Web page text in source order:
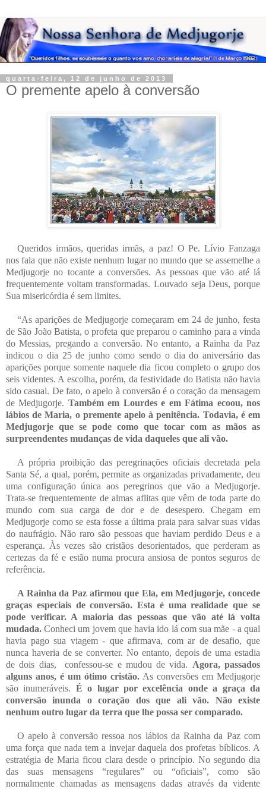
quarta-feira, 12 de junho de 2013
O premente apelo à conversão
Queridos irmãos, queridas irmãs, a paz! O Pe. Lívio Fanzaga
nos fala que não existe nenhum lugar no mundo que se assemelhe a
Medjugorje no tocante a conversões. As pessoas que vão até lá
frequentemente voltam transformadas. Louvado seja Deus, porque
Sua misericórdia é sem limites.
“As aparições de Medjugorje começaram em 24 de junho, festa
de São João Batista, o profeta que preparou o caminho para a vinda
do Messias, pregando a conversão. No entanto, a Rainha da Paz
indicou o dia 25 de junho como sendo o dia do aniversário das
aparições porque somente naquele dia ficou completo o grupo dos
seis videntes. A escolha, porém, da festividade do Batista não havia
sido casual. De fato, o apelo à conversão é o coração da mensagem
de Medjugorje. Também em Lourdes e em Fátima ecoou, nos
lábios de Maria, o premente apelo à penitência. Todavia, é em
Medjugorje que se pode como que tocar com as mãos as
surpreendentes mudanças de vida daqueles que ali vão.
A própria proibição das peregrinações oficiais decretada pela
Santa Sé, a qual, porém, permite as organizadas privadamente, deu
uma configuração única aos peregrinos que vão a Medjugorje.
Trata-se frequentemente de almas aflitas que vêm de toda parte do
mundo com sua carga de dor e de desespero. Chegam em
Medjugorje como se esta fosse a última praia para salvar suas vidas
do naufrágio. Não raro são pessoas que haviam perdido Deus e a
esperança. Às vezes são cristãos desorientados, que perderam as
certezas da fé e estão numa procura ansiosa de pontos seguros de
referência.
A Rainha da Paz afirmou que Ela, em Medjugorje, concede
graças especiais de conversão. Esta é uma realidade que se
pode verificar. A maioria das pessoas que vão até lá volta
mudada. Conheci um jovem que havia ido lá com sua mãe - a qual
havia pago sua viagem - que afirmava, com ar de desafio, que
nunca haveria de se converter. No entanto, depois de uma estadia
de dois dias, confessou-se e mudou de vida. Agora, passados
alguns anos, é um ótimo cristão. As conversões em Medjugorje
são inumeráveis. É o lugar por excelência onde a graça da
conversão inunda o coração dos que ali vão. Não existe
nenhum outro lugar da terra que lhe possa ser comparado.
O apelo à conversão ressoa nos lábios da Rainha da Paz com
uma força que nada tem a invejar daquela dos profetas bíblicos. A
estratégia de Maria ficou clara desde o princípio. No segundo dia
das suas mensagens “regulares” ou “oficiais”, como são
normalmente chamadas as mensagens dadas através da vidente